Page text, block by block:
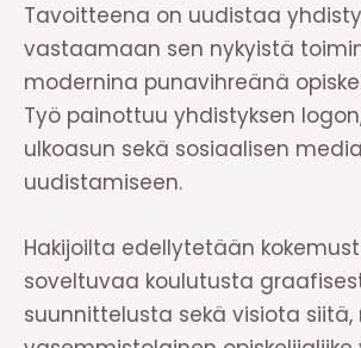
Tavoitteena on uudistaa
vastaamaan sen nykyistä
modernina punavihreänä
Työ painottuu yhdistyksen
ulkoasun sekä sosiaalisen
uudistamiseen.
Hakijoilta edellytetään
soveltuvaa koulutusta
suunnittelusta sekä visiota siitä,